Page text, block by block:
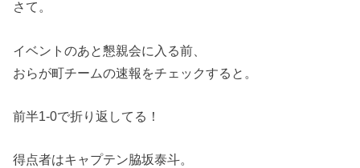
さて。
イベントのあと懇親会に入る前、
おらが町チームの速報をチェックすると。
前半1-0で折り返してる！
得点者はキャプテン脇坂泰斗。